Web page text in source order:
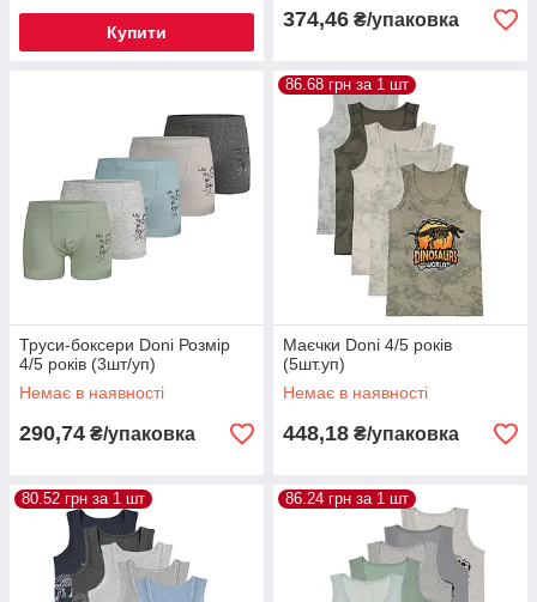
Купити
374,46 ₴/упаковка
Труси-боксери Donі Розмір
4/5 років (3шт/уп)
Немає в наявності
290,74 ₴/упаковка
86.68 грн за 1 шт
Маєчки Donі 4/5 років
(5шт.уп)
Немає в наявності
448,18 ₴/упаковка
80.52 грн за 1 шт 86.24 грн за 1 шт